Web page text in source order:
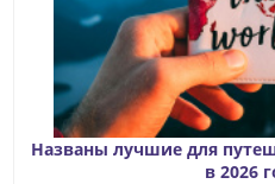
Названы лучшие для
в 2026